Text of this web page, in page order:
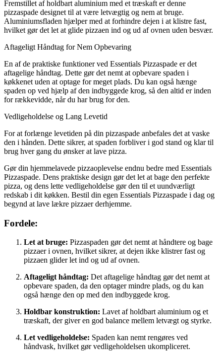
Fremstillet af holdbart aluminium med et træskaft er denne
pizzaspade designet til at være letvægtig og nem at bruge.
Aluminiumsfladen hjælper med at forhindre dejen i at klistre fast,
hvilket gør det let at glide pizzaen ind og ud af ovnen uden besvær.
Aftageligt Håndtag for Nem Opbevaring
En af de praktiske funktioner ved Essentials Pizzaspade er det
aftagelige håndtag. Dette gør det nemt at opbevare spaden i
køkkenet uden at optage for meget plads. Du kan også hænge
spaden op ved hjælp af den indbyggede krog, så den altid er inden
for rækkevidde, når du har brug for den.
Vedligeholdelse og Lang Levetid
For at forlænge levetiden på din pizzaspade anbefales det at vaske
den i hånden. Dette sikrer, at spaden forbliver i god stand og klar til
brug hver gang du ønsker at lave pizza.
Gør din hjemmelavede pizzaoplevelse endnu bedre med Essentials
Pizzaspade. Dens praktiske design gør det let at bage den perfekte
pizza, og dens lette vedligeholdelse gør den til et uundværligt
redskab i dit køkken. Bestil din egen Essentials Pizzaspade i dag og
begynd at lave lækre pizzaer derhjemme.
Fordele:
Let at bruge: Pizzaspaden gør det nemt at håndtere og bage
pizzaer i ovnen, hvilket sikrer, at dejen ikke klistrer fast og
pizzaen glider let ind og ud af ovnen.
Aftageligt håndtag: Det aftagelige håndtag gør det nemt at
opbevare spaden, da den optager mindre plads, og du kan
også hænge den op med den indbyggede krog.
Holdbar konstruktion: Lavet af holdbart aluminium og et
træskaft, der giver en god balance mellem letvægt og styrke.
Let vedligeholdelse: Spaden kan nemt rengøres ved
håndvask, hvilket gør vedligeholdelsen ukompliceret.